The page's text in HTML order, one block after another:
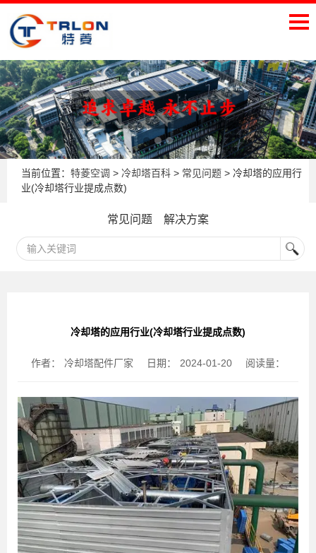
当前位置： 特菱空调 > 冷却塔百科 > 常见问题 > 冷却塔的应用行
业(冷却塔行业提成点数)
常见问题 解决方案
冷却塔的应用行业(冷却塔行业提成点数)
作者： 冷却塔配件厂家 日期： 2024-01-20 阅读量：